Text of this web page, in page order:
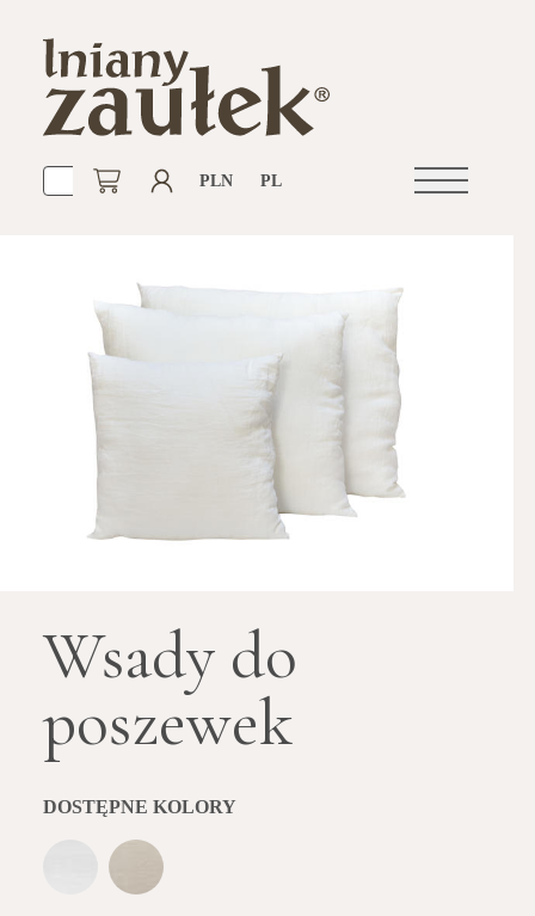
Otwórz
PLN PL
Wsady do
poszewek
DOSTĘPNE KOLORY